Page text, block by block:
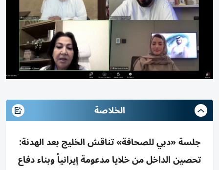
الخلاصة
جلسة «دبي للصحافة» تناقش الخليج بعد الهدنة:
تحصين الداخل من خلايا مدعومة إيرانياً وبناء دفاع